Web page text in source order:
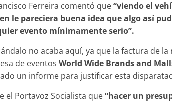
Ferreira comentó que“viendo el
le pareciera buena idea que algo así
evento mínimamente serio”.
no acaba aquí, ya que la factura de
de eventos World Wide Brands and
un informe para justificar esta
el Portavoz Socialista que“hacer un